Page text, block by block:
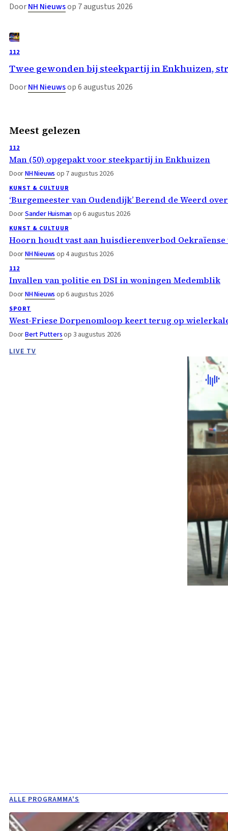
DoorNH Nieuwsop 7 augustus 2026
112
Twee gewonden bij steekpartij in Enkhuizen,
DoorNH Nieuwsop 6 augustus 2026
Meest gelezen
112
Man (50) opgepakt voor steekpartij in Enkhuizen
DoorNH Nieuws op 7 augustus 2026
KUNST & CULTUUR
‘Burgemeester van Oudendijk’ Berend de Weerd
DoorSander Huismanop 6 augustus 2026
KUNST & CULTUUR
Hoorn houdt vast aan huisdierenverbod
DoorNH Nieuws op 4 augustus 2026
112
Invallen van politie en DSI in woningen Medemblik
DoorNH Nieuws op 6 augustus 2026
SPORT
West-Friese Dorpenomloop keert terug op
DoorBert Puttersop 3 augustus 2026
LIVE TV
ALLE PROGRAMMA'S